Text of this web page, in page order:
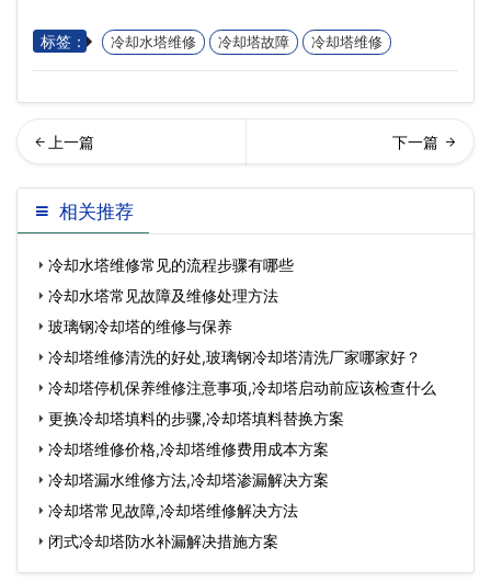
标签： 冷却水塔维修 冷却塔故障 冷却塔维修
璃钢冷却塔的维修与保养… 却塔维护使用注意事项
相关推荐
冷却水塔维修常见的流程步骤有哪些
冷却水塔常见故障及维修处理方法
玻璃钢冷却塔的维修与保养
冷却塔维修清洗的好处,玻璃钢冷却塔清洗厂家哪家好？
冷却塔停机保养维修注意事项,冷却塔启动前应该检查什么
更换冷却塔填料的步骤,冷却塔填料替换方案
冷却塔维修价格,冷却塔维修费用成本方案
冷却塔漏水维修方法,冷却塔渗漏解决方案
冷却塔常见故障,冷却塔维修解决方法
闭式冷却塔防水补漏解决措施方案